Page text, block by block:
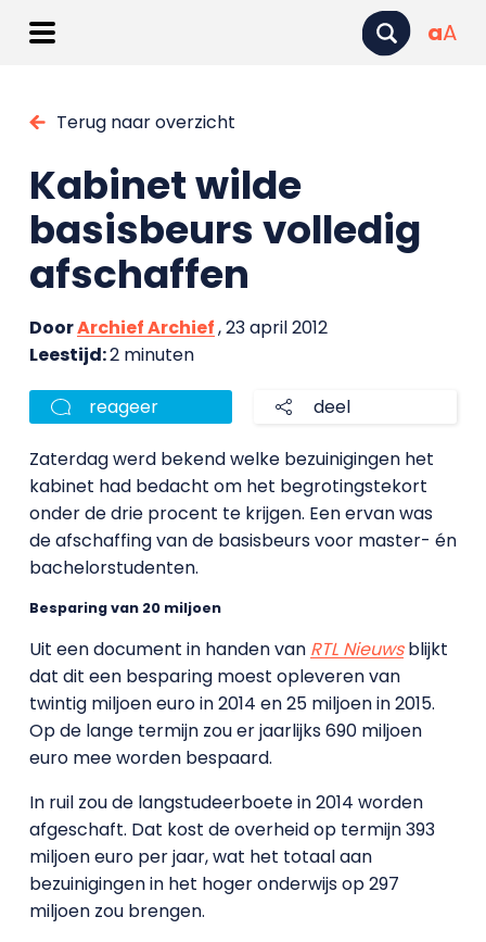
aA
Terug naar overzicht
Kabinet wilde
basisbeurs volledig
afschaffen
DoorArchief Archief, 23 april 2012
Leestijd:2 minuten
reageer deel
Zaterdag werd bekend welke bezuinigingen het
kabinet had bedacht om het begrotingstekort
onder de drie procent te krijgen. Een ervan was
de afschaffing van de basisbeurs voor master- én
bachelorstudenten.
Besparing van 20 miljoen
Uit een document in handen van RTL Nieuwsblijkt
dat dit een besparing moest opleveren van
twintig miljoen euro in 2014 en 25 miljoen in 2015.
Op de lange termijn zou er jaarlijks 690 miljoen
euro mee worden bespaard.
In ruil zou de langstudeerboete in 2014 worden
afgeschaft. Dat kost de overheid op termijn 393
miljoen euro per jaar, wat het totaal aan
bezuinigingen in het hoger onderwijs op 297
miljoen zou brengen.